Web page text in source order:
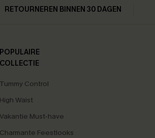
RETOURNEREN BINNEN 30 DAGEN
POPULAIRE
COLLECTIE
Tummy Control
High Waist
Vakantie Must-have
Charmante Feestlooks